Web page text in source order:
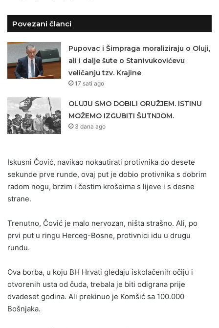
Povezani članci
Pupovac i Šimpraga moraliziraju o Oluji,
ali i dalje šute o Stanivukovićevu
veličanju tzv. Krajine
17 sati ago
OLUJU SMO DOBILI ORUŽJEM. ISTINU
MOŽEMO IZGUBITI ŠUTNJOM.
3 dana ago
Iskusni Čović, navikao nokautirati protivnika do desete
sekunde prve runde, ovaj put je dobio protivnika s dobrim
radom nogu, brzim i čestim krošeima s lijeve i s desne
strane.
Trenutno, Čović je malo nervozan, ništa strašno. Ali, po
prvi put u ringu Herceg-Bosne, protivnici idu u drugu
rundu.
Ova borba, u koju BH Hrvati gledaju iskolačenih očiju i
otvorenih usta od čuda, trebala je biti odigrana prije
dvadeset godina. Ali prekinuo je Komšić sa 100.000
Bošnjaka.